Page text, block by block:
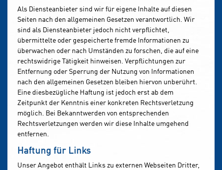
Als Diensteanbieter sind wir für eigene Inhalte auf diesen
Seiten nach den allgemeinen Gesetzen verantwortlich. Wir
sind als Diensteanbieter jedoch nicht verpflichtet,
übermittelte oder gespeicherte fremde Informationen zu
überwachen oder nach Umständen zu forschen, die auf eine
rechtswidrige Tätigkeit hinweisen. Verpflichtungen zur
Entfernung oder Sperrung der Nutzung von Informationen
nach den allgemeinen Gesetzen bleiben hiervon unberührt.
Eine diesbezügliche Haftung ist jedoch erst ab dem
Zeitpunkt der Kenntnis einer konkreten Rechtsverletzung
möglich. Bei Bekanntwerden von entsprechenden
Rechtsverletzungen werden wir diese Inhalte umgehend
entfernen.
Haftung für Links
Unser Angebot enthält Links zu externen Webseiten Dritter,